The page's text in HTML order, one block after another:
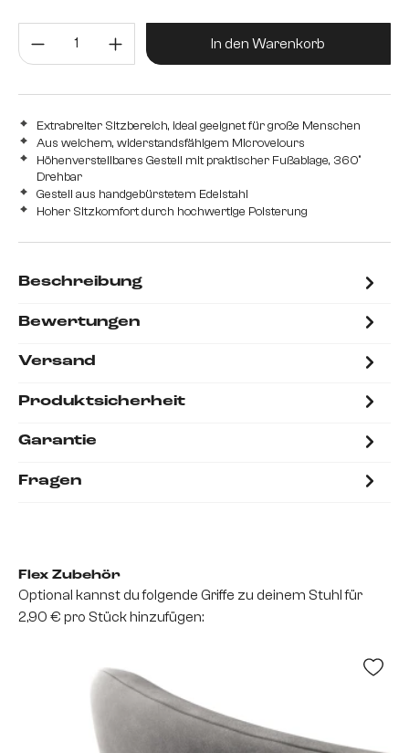
Produkt Anzahl: Gib den
In den Warenkorb
Extrabreiter Sitzbereich, ideal geeignet für große Menschen
Aus weichem, widerstandsfähigem Microvelours
Höhenverstellbares Gestell mit praktischer Fußablage, 360°
Drehbar
Gestell aus handgebürstetem Edelstahl
Hoher Sitzkomfort durch hochwertige Polsterung
Beschreibung
Bewertungen
Versand
Produktsicherheit
Garantie
Fragen
Flex Zubehör
Optional kannst du folgende Griffe zu deinem Stuhl für
2,90 € pro Stück hinzufügen: